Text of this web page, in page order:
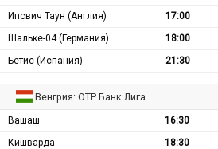
Ипсвич Таун (Англия)
17:00
Шальке-04 (Германия)
18:00
Бетис (Испания)
21:30
Венгрия: ОТР Банк Лига
Вашаш 16:30
Кишварда
18:30